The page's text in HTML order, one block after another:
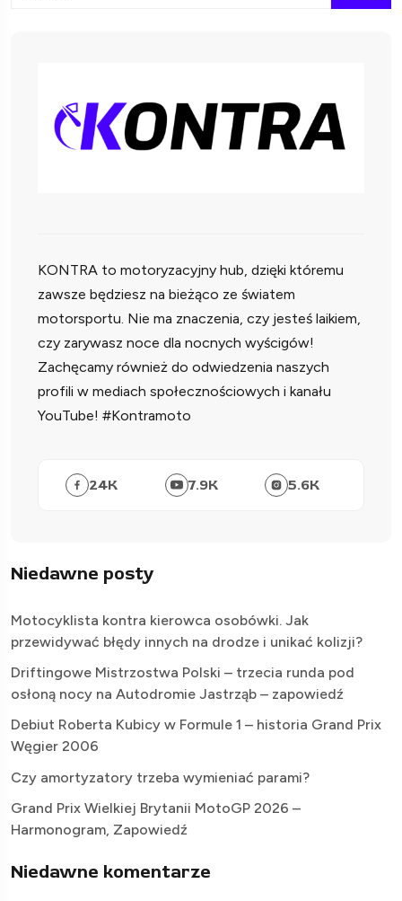
KONTRA to motoryzacyjny hub, dzięki któremu
zawsze będziesz na bieżąco ze światem
motorsportu. Nie ma znaczenia, czy jesteś laikiem,
czy zarywasz noce dla nocnych wyścigów!
Zachęcamy również do odwiedzenia naszych
profili w mediach społecznościowych i kanału
YouTube! #Kontramoto
24K 7.9K 5.6K
Niedawne posty
Motocyklista kontra kierowca osobówki. Jak
przewidywać błędy innych na drodze i unikać kolizji?
Driftingowe Mistrzostwa Polski – trzecia runda pod
osłoną nocy na Autodromie Jastrząb – zapowiedź
Debiut Roberta Kubicy w Formule 1 – historia Grand Prix
Węgier 2006
Czy amortyzatory trzeba wymieniać parami?
Grand Prix Wielkiej Brytanii MotoGP 2026 –
Harmonogram, Zapowiedź
Niedawne komentarze